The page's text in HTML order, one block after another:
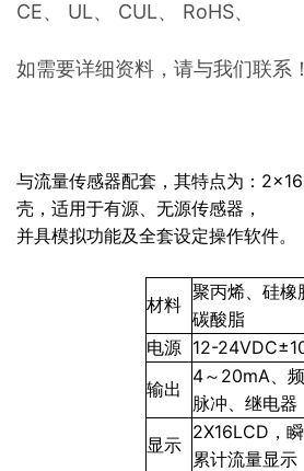
CE、 UL、 CUL、 RoHS、
如需要详细资料，请与我们联系！
与流量传感器配套，其特点为：
壳，适用于有源、无源传感器，
并具模拟功能及全套设定操作软件。
材料
聚丙烯、硅橡
碳酸脂
电源 12-
输出
4～20mA、频
脉冲、继电器
显示
2X16LCD，
累计流量显示